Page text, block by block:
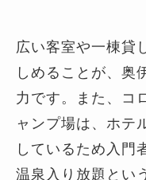
広い客室や一棟貸
しめることが、奥
力です。また、コ
ャンプ場は、ホテ
しているため入門
温泉入り放題とい